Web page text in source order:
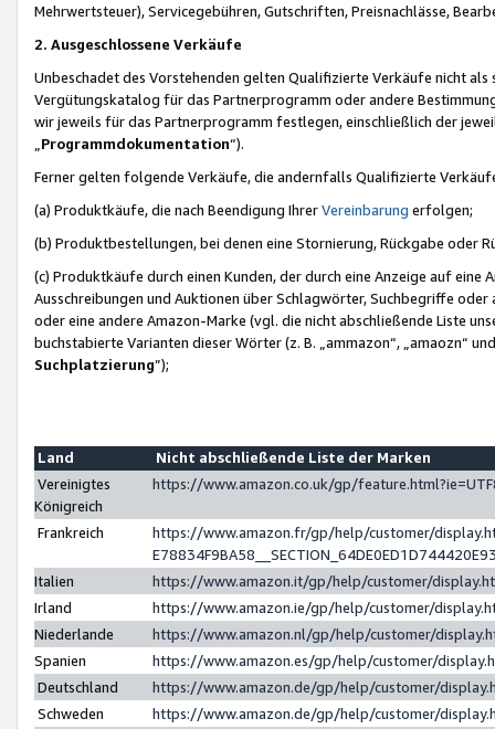
Mehrwertsteuer), Servicegebühren, Gutschriften, Preisnachlässe,
2. Ausgeschlossene Verkäufe
Unbeschadet des Vorstehenden gelten Qualifizierte Verkäufe nicht
Vergütungskatalog für das Partnerprogramm oder andere
wir jeweils für das Partnerprogramm festlegen, einschließlich der
Programmdokumentation“).
Ferner gelten folgende Verkäufe, die andernfalls Qualifizierte
(a) Produktkäufe, die nach Beendigung IhrerVereinbarung erfolgen;
(b) Produktbestellungen, bei denen eine Stornierung, Rückgabe oder
(c) Produktkäufe durch einen Kunden, der durch eine Anzeige auf
Ausschreibungen und Auktionen über Schlagwörter, Suchbegriffe
oder eine andere Amazon-Marke (vgl. die nicht abschließende Liste
buchstabierte Varianten dieser Wörter (z. B. „ammazon“, „amaozn“
Suchplatzierung”);
Land
Nicht abschließende Liste der Marken
Vereinigtes
Königreich
https://www.amazon.co.uk/gp/
Frankreich
https://www.amazon.fr/gp/help/customer/
Italien
https://www.amazon.it/gp/help/customer/
Irland
https://www.amazon.ie/gp/help/customer/
Niederlande
https://www.amazon.nl/gp/help/customer/
Spanien
https://www.amazon.es/gp/help/customer/
Deutschland
https://www.amazon.de/gp/help/customer/
Schweden
https://www.amazon.de/gp/help/customer/